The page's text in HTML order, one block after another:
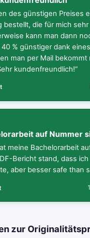
des günstigen Preises
bestellt, die für mich
kann man dann
% günstiger dank eines
man per Mail bekommt
kundenfreundlich!“
auf Nummer
meine Bachelorarbeit
Bericht stand, dass
aber besser safe than
zur